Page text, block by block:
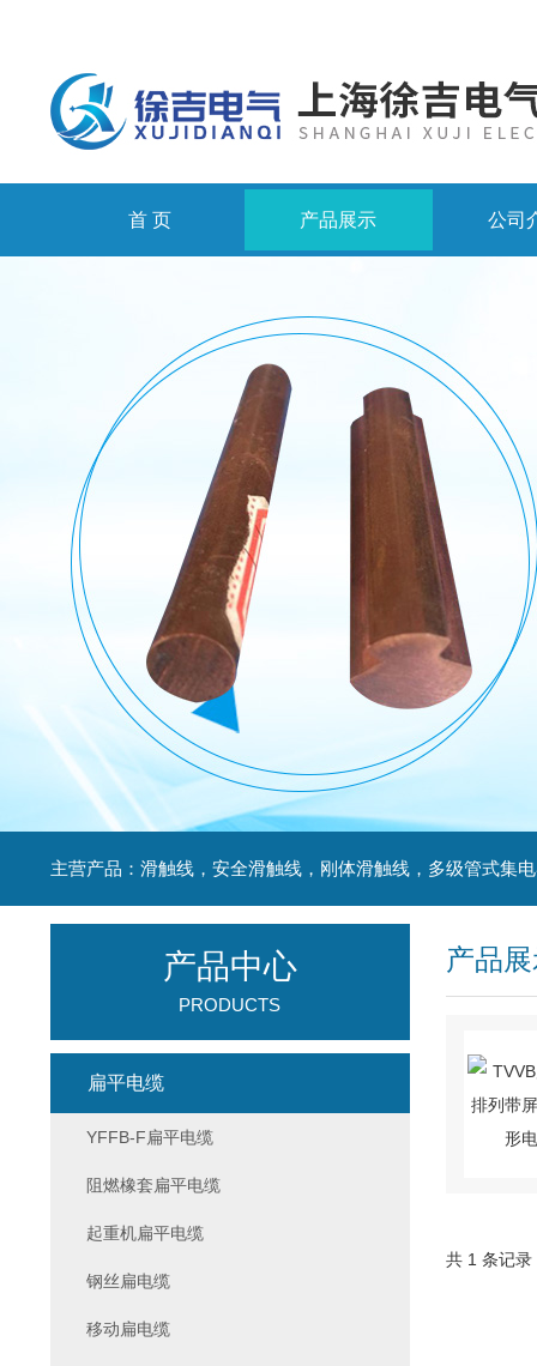
首 页 产品展示 公司
产品
共 1 条记
产品中心
PRODUCTS
扁平电缆
YFFB-F扁平电缆
阻燃橡套扁平电缆
起重机扁平电缆
钢丝扁电缆
移动扁电缆